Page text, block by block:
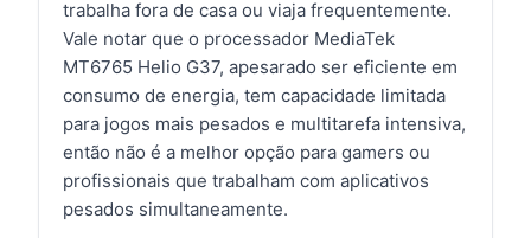
trabalha fora de casa ou viaja frequentemente.
Vale notar que o processador MediaTek
MT6765 Helio G37, apesarado ser eficiente em
consumo de energia, tem capacidade limitada
para jogos mais pesados e multitarefa intensiva,
então não é a melhor opção para gamers ou
profissionais que trabalham com aplicativos
pesados simultaneamente.